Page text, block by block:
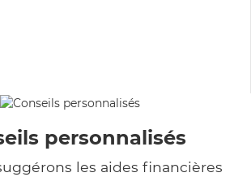
personnalisés
les aides financières